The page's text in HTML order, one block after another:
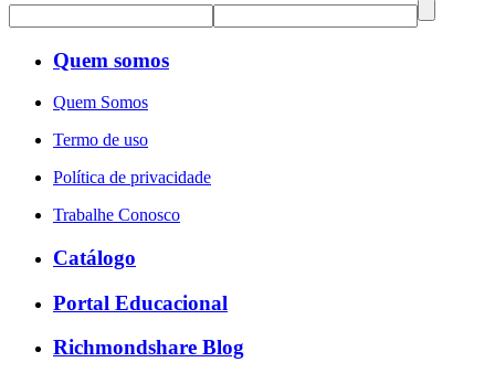
Quem somos
Quem Somos
Termo de uso
Política de privacidade
Trabalhe Conosco
Catálogo
Portal Educacional
Richmondshare Blog